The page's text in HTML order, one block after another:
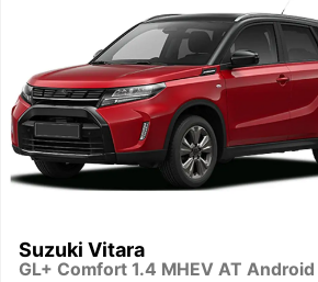
Suzuki Vitara